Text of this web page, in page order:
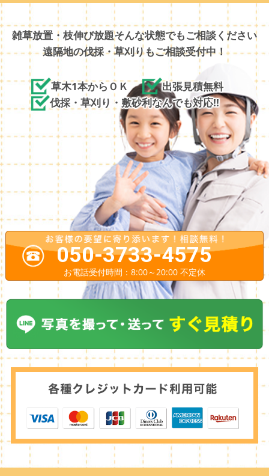
雑草放置・枝伸び放題そんな状態でもご相談ください
遠隔地の伐採・草刈りもご相談受付中！
草木1本からＯＫ
出張見積無料
伐採・草刈り・敷砂利なんでも対応!!
050-3733-4575
お電話受付時間：8:00～20:00 不定休